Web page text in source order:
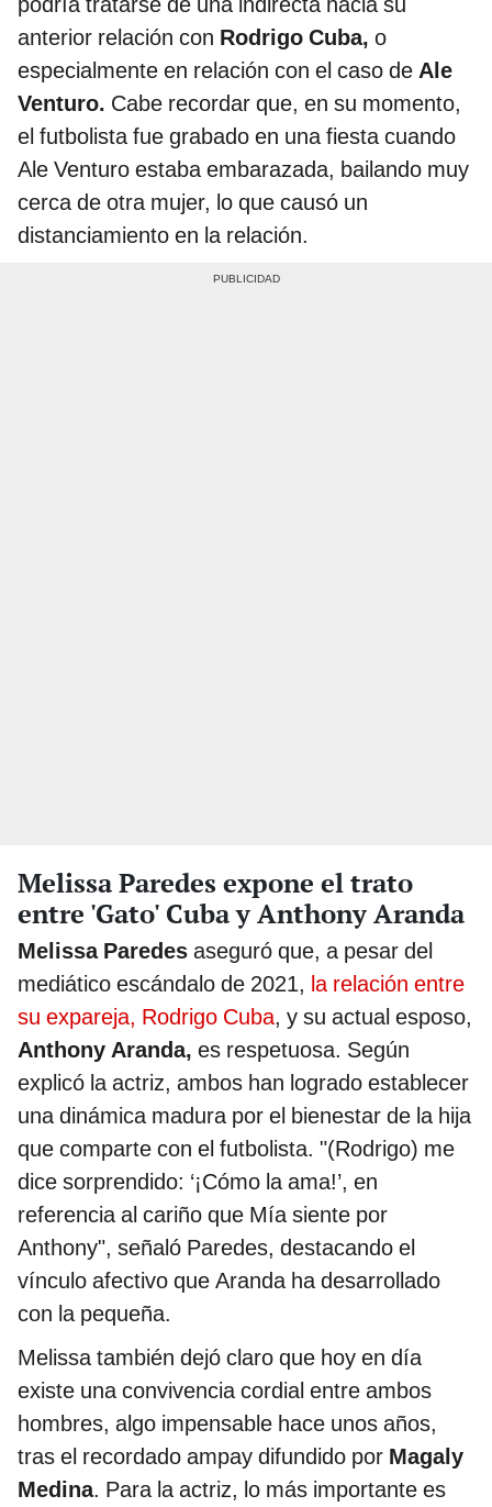
anterior relación con Rodrigo Cuba, o
especialmente en relación con el caso de Ale
Venturo. Cabe recordar que, en su momento,
el futbolista fue grabado en una fiesta cuando
Ale Venturo estaba embarazada, bailando muy
cerca de otra mujer, lo que causó un
distanciamiento en la relación.
Melissa Paredes expone el trato
entre 'Gato' Cuba y Anthony Aranda
Melissa Paredes aseguró que, a pesar del
mediático escándalo de 2021, la relación entre
su expareja, Rodrigo Cuba, y su actual esposo,
Anthony Aranda, es respetuosa. Según
explicó la actriz, ambos han logrado establecer
una dinámica madura por el bienestar de la hija
que comparte con el futbolista. "(Rodrigo) me
dice sorprendido: ‘¡Cómo la ama!’, en
referencia al cariño que Mía siente por
Anthony", señaló Paredes, destacando el
vínculo afectivo que Aranda ha desarrollado
con la pequeña.
Melissa también dejó claro que hoy en día
existe una convivencia cordial entre ambos
hombres, algo impensable hace unos años,
tras el recordado ampay difundido por Magaly
Medina. Para la actriz, lo más importante es